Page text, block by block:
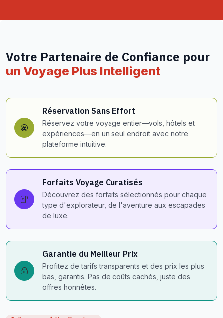
Votre Partenaire de Confiance pour
un Voyage Plus Intelligent
Réservation Sans Effort
Réservez votre voyage entier—vols, hôtels et
expériences—en un seul endroit avec notre
plateforme intuitive.
Forfaits Voyage Curatisés
Découvrez des forfaits sélectionnés pour chaque
type d'explorateur, de l'aventure aux escapades
de luxe.
Garantie du Meilleur Prix
Profitez de tarifs transparents et des prix les plus
bas, garantis. Pas de coûts cachés, juste des
offres honnêtes.